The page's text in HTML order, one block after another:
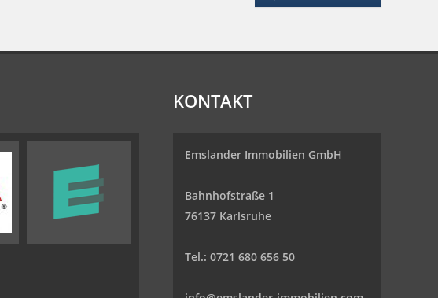
KONTAKT
Emslander Immobilien GmbH
Bahnhofstraße 1
76137 Karlsruhe
Tel.: 0721 680 656 50